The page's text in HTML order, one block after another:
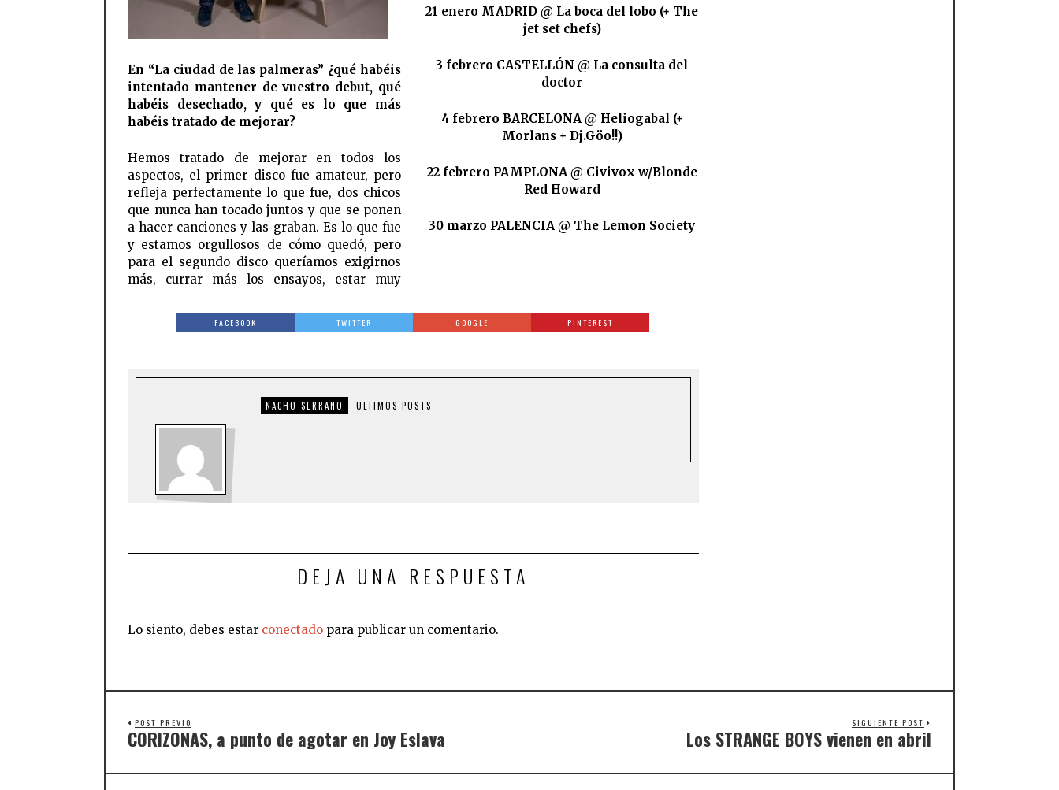
En “La ciudad de las palmeras” ¿qué habéis
intentado mantener de vuestro debut, qué
habéis desechado, y qué es lo que más
habéis tratado de mejorar?
Hemos tratado de mejorar en todos los
aspectos, el primer disco fue amateur, pero
refleja perfectamente lo que fue, dos chicos
que nunca han tocado juntos y que se ponen
a hacer canciones y las graban. Es lo que fue
y estamos orgullosos de cómo quedó, pero
para el segundo disco queríamos exigirnos
más, currar más los ensayos, estar muy
21 enero MADRID @ La boca del lobo (+ The
jet set chefs)
3 febrero CASTELLÓN @ La consulta del
doctor
4 febrero BARCELONA @ Heliogabal (+
Morlans + Dj.Göo!!)
22 febrero PAMPLONA @ Civivox w/Blonde
Red Howard
30 marzo PALENCIA @ The Lemon Society
FACEBOOK TWITTER GOOGLE PINTEREST
NACHO SERRANO ULTIMOS POSTS
DEJA UNA RESPUESTA
Lo siento, debes estar conectado para publicar un comentario.
POST PREVIO
CORIZONAS, a punto de agotar en Joy Eslava
SIGUIENTE POST
Los STRANGE BOYS vienen en abril